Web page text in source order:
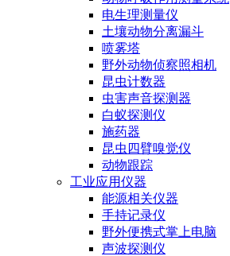
电生理测量仪
土壤动物分离漏斗
喷雾塔
野外动物侦察照相机
昆虫计数器
虫害声音探测器
白蚁探测仪
施药器
昆虫四臂嗅觉仪
动物跟踪
工业应用仪器
能源相关仪器
手持记录仪
野外便携式掌上电脑
声波探测仪